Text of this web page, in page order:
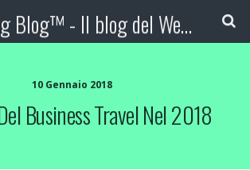
Booking Blog™ - Il blog del Web Marketing Turistico
10 Gennaio 2018
Business Travel Nel 2018